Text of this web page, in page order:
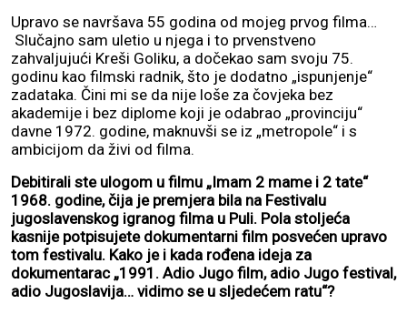
Upravo se navršava 55 godina od mojeg prvog filma…
Slučajno sam uletio u njega i to prvenstveno
zahvaljujući Kreši Goliku, a dočekao sam svoju 75.
godinu kao filmski radnik, što je dodatno „ispunjenje“
zadataka. Čini mi se da nije loše za čovjeka bez
akademije i bez diplome koji je odabrao „provinciju“
davne 1972. godine, maknuvši se iz „metropole“ i s
ambicijom da živi od filma.
Debitirali ste ulogom u filmu „Imam 2 mame i 2 tate“
1968. godine, čija je premjera bila na Festivalu
jugoslavenskog igranog filma u Puli. Pola stoljeća
kasnije potpisujete dokumentarni film posvećen upravo
tom festivalu. Kako je i kada rođena ideja za
dokumentarac „1991. Adio Jugo film, adio Jugo festival,
adio Jugoslavija… vidimo se u sljedećem ratu“?